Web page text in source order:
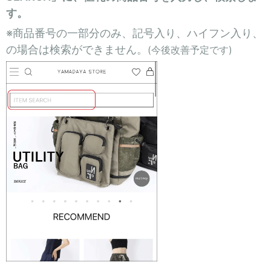
す。
※商品番号の一部分のみ、記号入り、ハイフン入り、
の場合は検索ができません。 (今後改善予定です)